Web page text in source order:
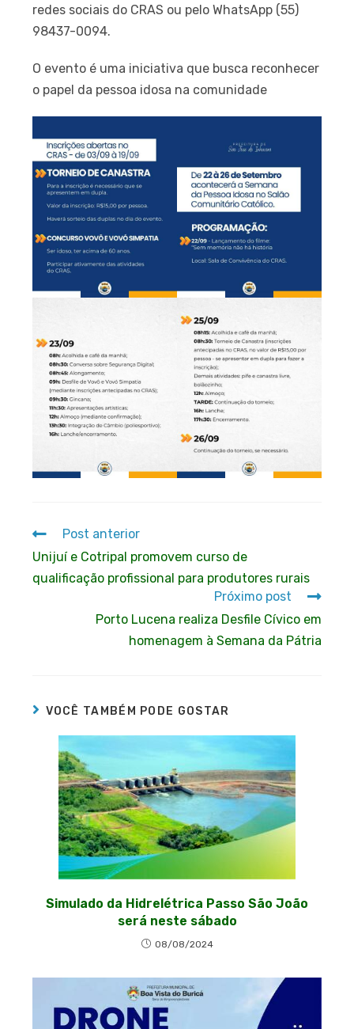
redes sociais do CRAS ou pelo WhatsApp (55)
98437-0094.
O evento é uma iniciativa que busca reconhecer
o papel da pessoa idosa na comunidade
Post anterior
Unijuí e Cotripal promovem curso de
qualificação profissional para produtores rurais
Próximo post
Porto Lucena realiza Desfile Cívico em
homenagem à Semana da Pátria
VOCÊ TAMBÉM PODE GOSTAR
Simulado da Hidrelétrica Passo São João
será neste sábado
08/08/2024